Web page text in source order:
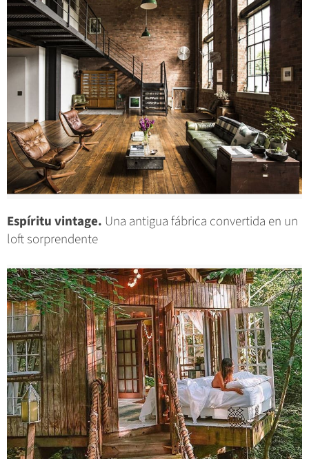
Espíritu vintage. Una antigua fábrica convertida en un
loft sorprendente